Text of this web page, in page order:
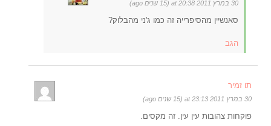
30 במרץ 2011 at 20:38 (15 שנים ago)
סאנשיין מהסיפרייה זה כמו ג'ני מהבלוק?
הגב
תו זמיר
30 במרץ 2011 at 23:13 (15 שנים ago)
פוקחות צהובות עין עין. זה מקסים.